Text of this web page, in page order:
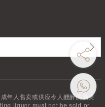
年人售卖或供应令人醺醉的酒类
liquor must not be sold or